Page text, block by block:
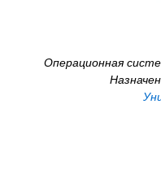
Операционная